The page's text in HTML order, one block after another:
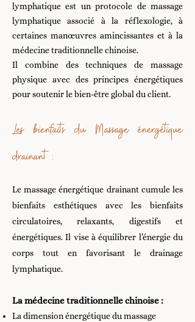
lymphatique est un protocole de massage
lymphatique associé à la réflexologie, à
certaines manœuvres amincissantes et à la
médecine traditionnelle chinoise.
Il combine des techniques de massage
physique avec des principes énergétiques
pour soutenir le bien-être global du client.
Les bienfaits du Massage énergétique
drainant :
Le massage énergétique drainant cumule les
bienfaits esthétiques avec les bienfaits
circulatoires, relaxants, digestifs et
énergétiques. Il vise à équilibrer l’énergie du
corps tout en favorisant le drainage
lymphatique.
La médecine traditionnelle chinoise :
La dimension énergétique du massage